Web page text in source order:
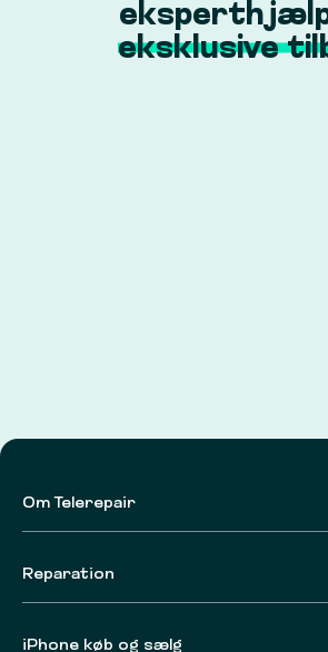
eksklusive
Om Telerepair
Reparation
iPhone køb og sælg